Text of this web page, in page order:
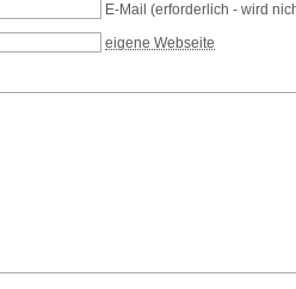
E-Mail (erforderlich - wird
eigene Webseite